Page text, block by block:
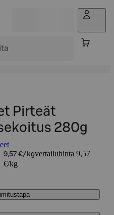
Pirteät
280g
9,57 €/kgvertailuhinta 9,57
€/kg